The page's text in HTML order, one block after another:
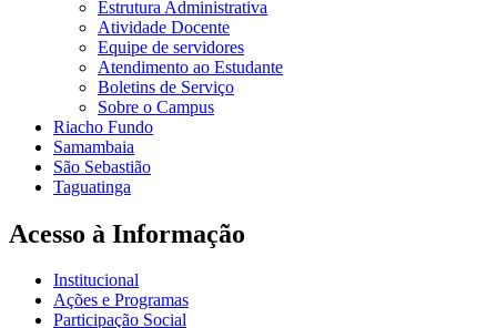
Estrutura Administrativa
Atividade Docente
Equipe de servidores
Atendimento ao Estudante
Boletins de Serviço
Sobre o Campus
Riacho Fundo
Samambaia
São Sebastião
Taguatinga
Acesso à Informação
Institucional
Ações e Programas
Participação Social